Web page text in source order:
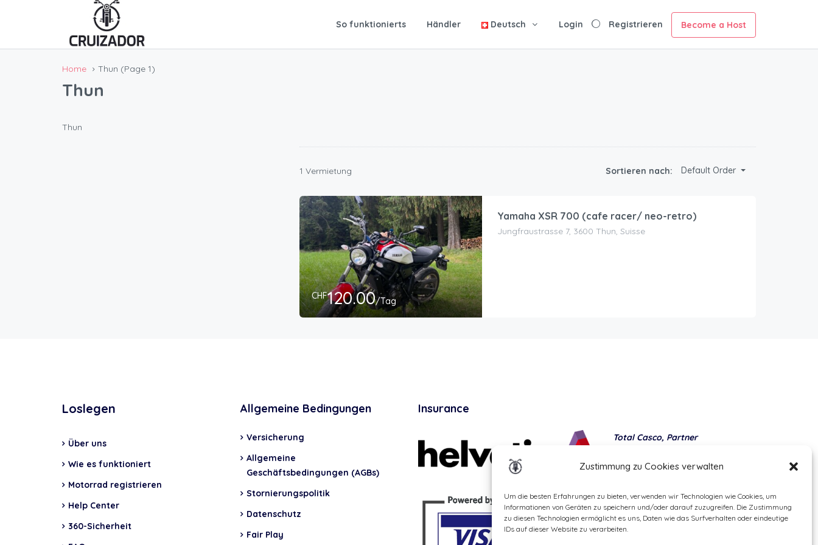
Zustimmung zu Cookies verwalten
Um die besten Erfahrungen zu bieten, verwenden wir Technologien wie Cookies, um
Informationen von Geräten zu speichern und/oder darauf zuzugreifen. Die Zustimmung
zu diesen Technologien ermöglicht es uns, Daten wie das Surfverhalten oder eindeutige
IDs auf dieser Website zu verarbeiten.
So funktionierts Händler Deutsch Login Registrieren Become a Host
Home Thun (Page 1)
Thun
Thun
1 Vermietung Sortieren nach: Default Order
CHF120.00/Tag
Yamaha XSR 700 (cafe racer/ neo-retro)
Jungfraustrasse 7, 3600 Thun, Suisse
Loslegen
Über uns
Wie es funktioniert
Motorrad registrieren
Help Center
360-Sicherheit
Allgemeine Bedingungen
Versicherung
Allgemeine
Geschäftsbedingungen (AGBs)
Stornierungspolitik
Datenschutz
Fair Play
Insurance
Total Casco, Partner
Methods of payment